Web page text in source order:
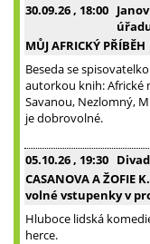
30.09.26 , 18:00
MŮJ AFRICKÝ PŘÍBĚH
Beseda se
autorkou knih: Africké
Savanou, Nezlomný,
je dobrovolné.
05.10.26 , 19:30
CASANOVA A
volné vstupenky v
Hluboce lidská
herce.